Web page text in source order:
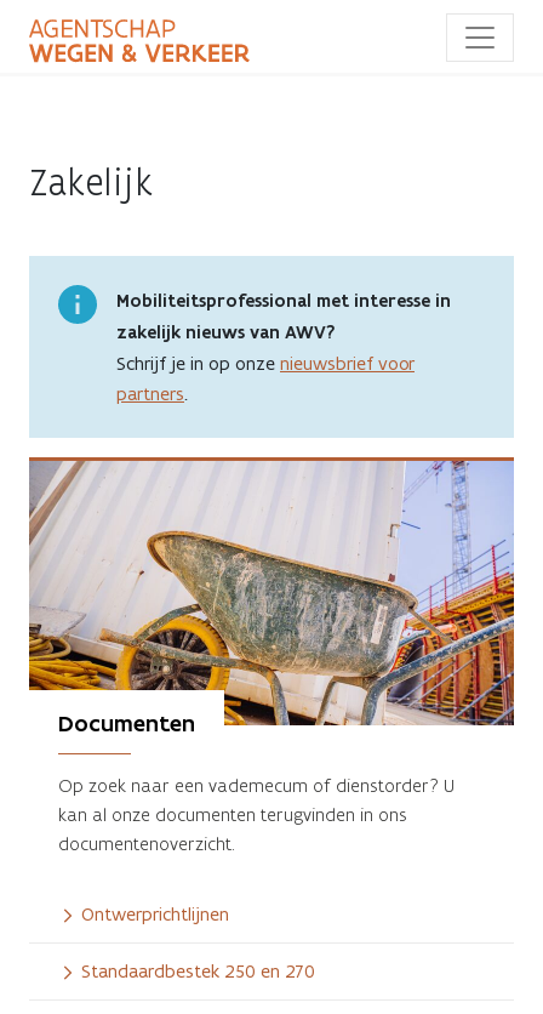
naar
Zakelijk
Mobiliteitsprofessional met interesse in
zakelijk nieuws van AWV?
Schrijf je in op onze nieuwsbrief voor
partners.
Documenten
Op zoek naar een vademecum of dienstorder? U
kan al onze documenten terugvinden in ons
documentenoverzicht.
Ontwerprichtlijnen
Standaardbestek 250 en 270